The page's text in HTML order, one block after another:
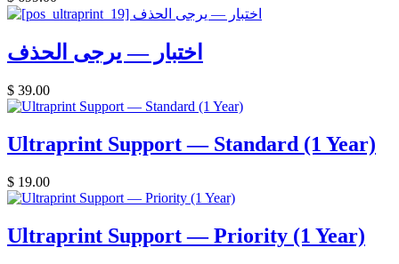
اختبار — يرجى الحذف
$ 39.00
Ultraprint Support — Standard (1 Year)
$ 19.00
Ultraprint Support — Priority (1 Year)